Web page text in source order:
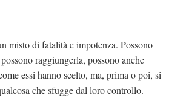
misto di fatalità e impotenza. Possono
raggiungerla, possono anche
essi hanno scelto, ma, prima o poi, si
che sfugge dal loro controllo.